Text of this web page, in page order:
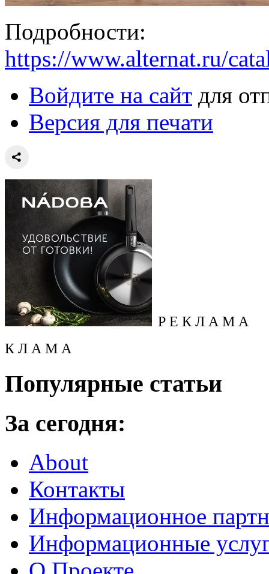
Подробности:
https://www.alternat.ru/
Войдите на сайт для
Версия для печати
Р Е К Л А М А
К Л А М А
Популярные статьи
За сегодня:
About
Контакты
Информационное
Информационные